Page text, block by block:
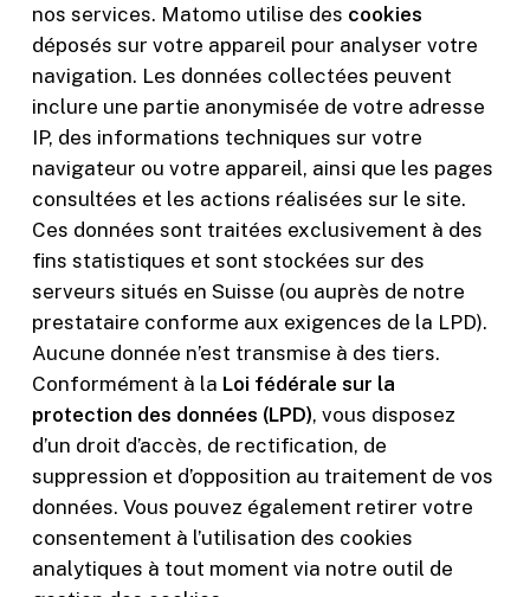
nos services. Matomo utilise des cookies
déposés sur votre appareil pour analyser votre
navigation. Les données collectées peuvent
inclure une partie anonymisée de votre adresse
IP, des informations techniques sur votre
navigateur ou votre appareil, ainsi que les pages
consultées et les actions réalisées sur le site.
Ces données sont traitées exclusivement à des
fins statistiques et sont stockées sur des
serveurs situés en Suisse (ou auprès de notre
prestataire conforme aux exigences de la LPD).
Aucune donnée n’est transmise à des tiers.
Conformément à la Loi fédérale sur la
protection des données (LPD), vous disposez
d’un droit d’accès, de rectification, de
suppression et d’opposition au traitement de vos
données. Vous pouvez également retirer votre
consentement à l’utilisation des cookies
analytiques à tout moment via notre outil de